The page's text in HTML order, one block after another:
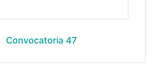
Convocatoria 47